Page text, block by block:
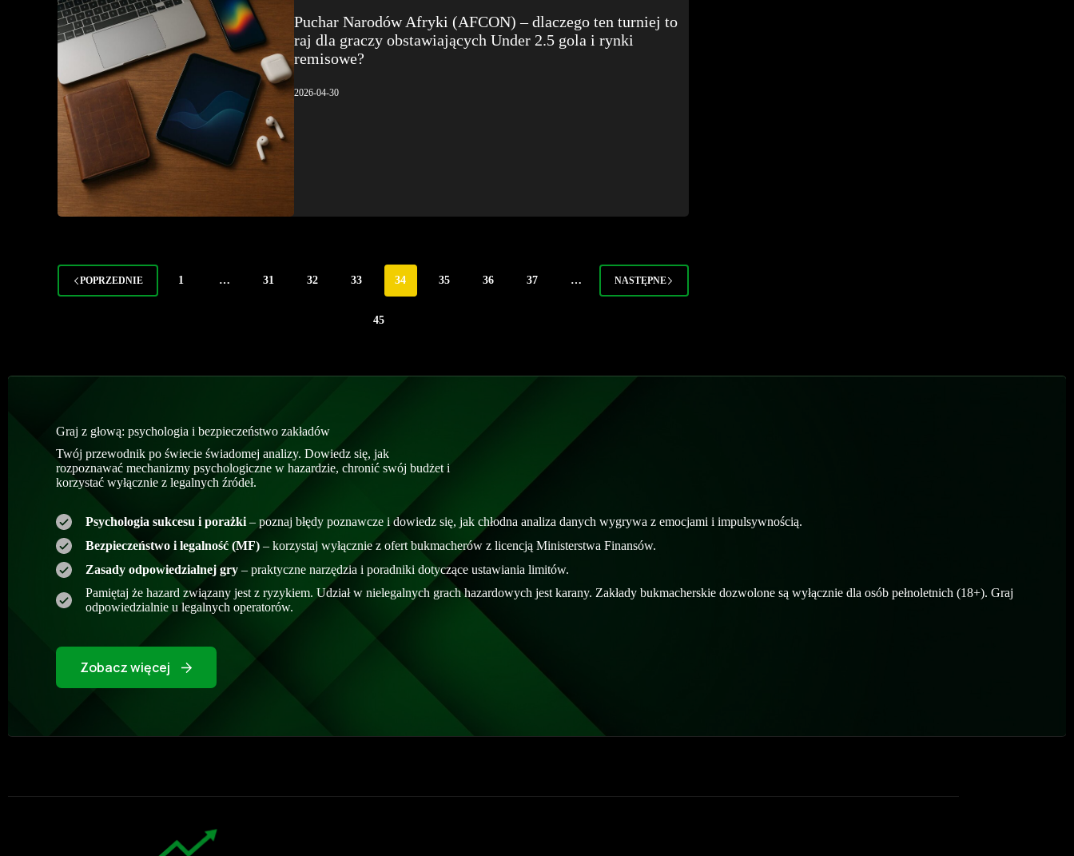
Puchar Narodów Afryki (AFCON) – dlaczego ten turniej to
raj dla graczy obstawiających Under 2.5 gola i rynki
remisowe?
2026-04-30
POPRZEDNIE 1 … 31 32 33 34 35 36 37 …
45
NASTĘPNE
Graj z głową: psychologia i bezpieczeństwo zakładów
Twój przewodnik po świecie świadomej analizy. Dowiedz się, jak
rozpoznawać mechanizmy psychologiczne w hazardzie, chronić swój budżet i
korzystać wyłącznie z legalnych źródeł.
Psychologia sukcesu i porażki– poznaj błędy poznawcze i dowiedz się, jak chłodna analiza danych wygrywa z emocjami i impulsywnością.
Bezpieczeństwo i legalność (MF) – korzystaj wyłącznie z ofert bukmacherów z licencją Ministerstwa Finansów.
Zasady odpowiedzialnej gry – praktyczne narzędzia i poradniki dotyczące ustawiania limitów.
Pamiętaj że hazard związany jest z ryzykiem. Udział w nielegalnych grach hazardowych jest karany. Zakłady bukmacherskie dozwolone są wyłącznie dla osób pełnoletnich (18+). Graj
odpowiedzialnie u legalnych operatorów.
Zobacz więcej